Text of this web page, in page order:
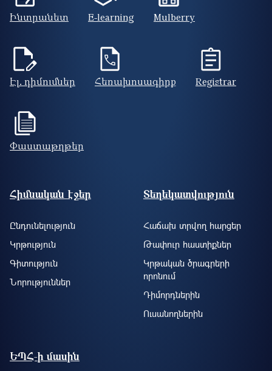
Ինտրանետ E-learning Mulberry
Էլ. դիմումներ Հեռախոսագիրք Registrar
Փաստաթղթեր
Footer site information
Հիմնական էջեր
Ընդունելություն
Կրթություն
Գիտություն
Նորություններ
Տեղեկատվություն
Հաճախ տրվող հարցեր
Թափուր հաստիքներ
Կրթական ծրագրերի
որոնում
Դիմորդներին
Ուսանողներին
ԵՊՀ-ի մասին